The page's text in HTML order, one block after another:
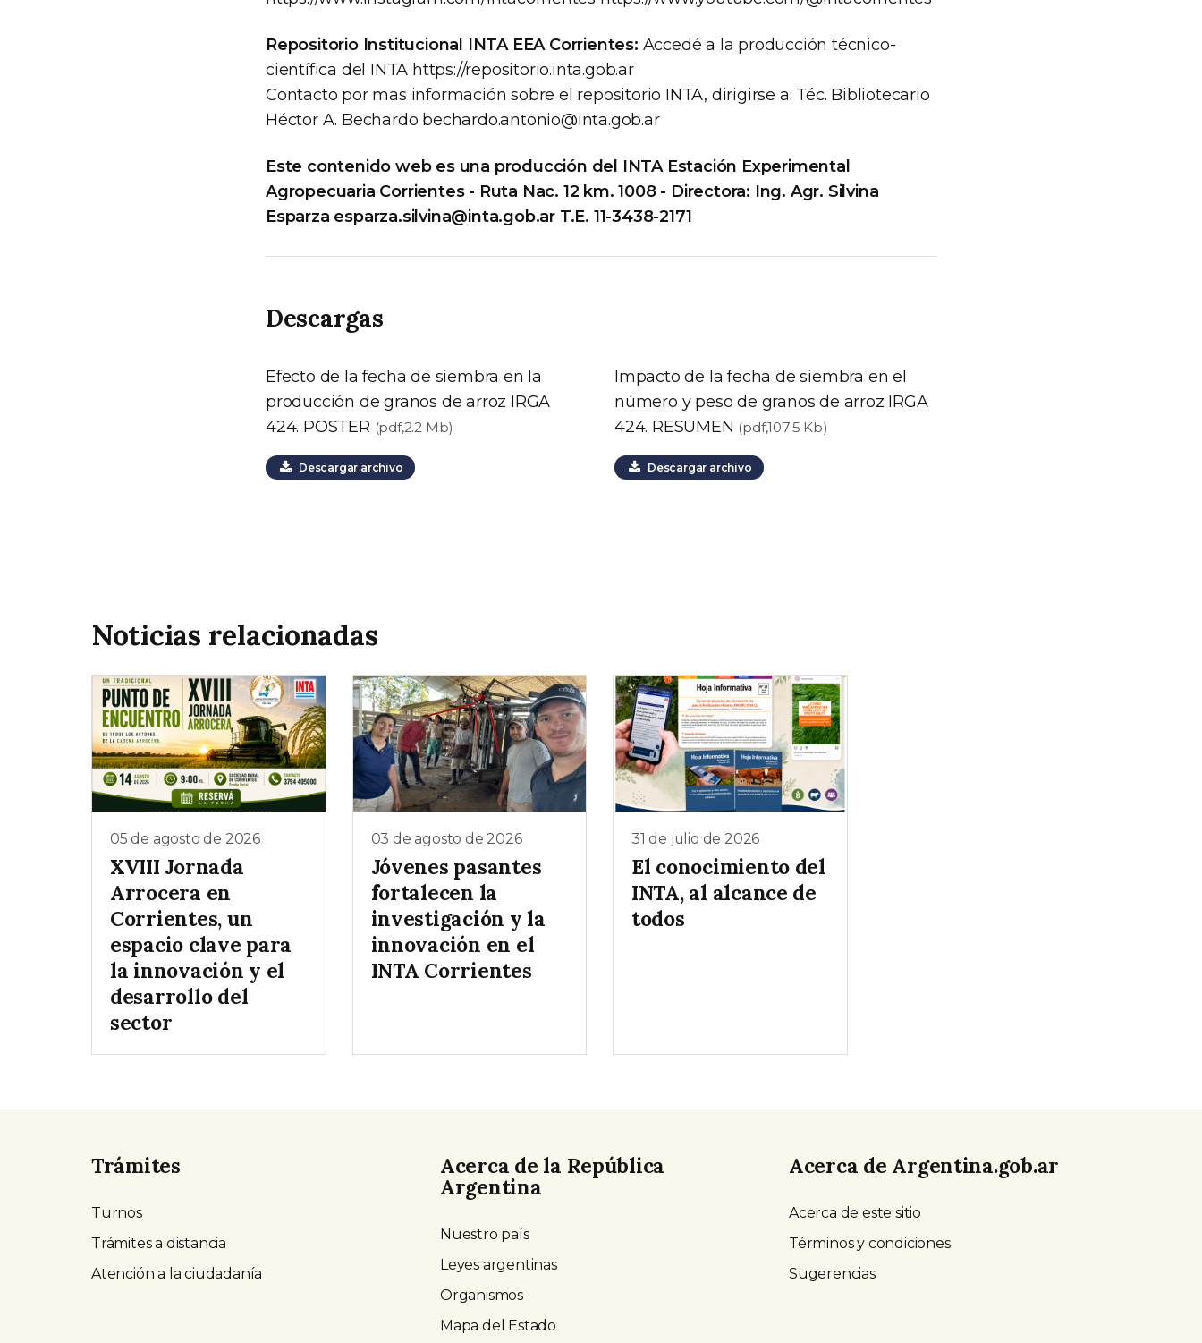
Repositorio Institucional INTA EEA Corrientes: Accedé a la producción técnico-
científica del INTA https://repositorio.inta.gob.ar
Contacto por mas información sobre el repositorio INTA, dirigirse a: Téc. Bibliotecario
Héctor A. Bechardo bechardo.antonio@inta.gob.ar
Este contenido web es una producción del INTA Estación Experimental
Agropecuaria Corrientes - Ruta Nac. 12 km. 1008 - Directora: Ing. Agr. Silvina
Esparza esparza.silvina@inta.gob.ar T.E. 11-3438-2171
Descargas
Efecto de la fecha de siembra en la
producción de granos de arroz IRGA
424. POSTER (pdf,2.2 Mb)
Descargar archivo
Impacto de la fecha de siembra en el
número y peso de granos de arroz IRGA
424. RESUMEN (pdf,107.5 Kb)
Descargar archivo
Noticias relacionadas
05 de agosto de 2026
XVIII Jornada
Arrocera en
Corrientes, un
espacio clave para
la innovación y el
desarrollo del
sector
03 de agosto de 2026
Jóvenes pasantes
fortalecen la
investigación y la
innovación en el
INTA Corrientes
31 de julio de 2026
El conocimiento del
INTA, al alcance de
todos
Trámites
Turnos
Trámites a distancia
Atención a la ciudadanía
Acerca de la República
Argentina
Nuestro país
Leyes argentinas
Organismos
Mapa del Estado
Acerca de Argentina.gob.ar
Acerca de este sitio
Términos y condiciones
Sugerencias